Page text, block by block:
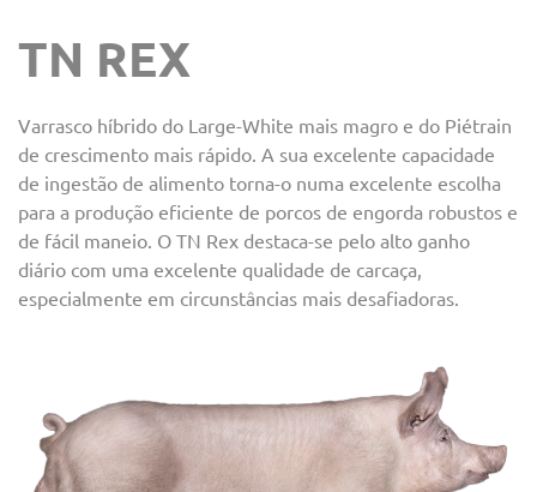
TN REX
Varrasco híbrido do Large-White mais magro e do Piétrain
de crescimento mais rápido. A sua excelente capacidade
de ingestão de alimento torna-o numa excelente escolha
para a produção eficiente de porcos de engorda robustos e
de fácil maneio. O TN Rex destaca-se pelo alto ganho
diário com uma excelente qualidade de carcaça,
especialmente em circunstâncias mais desafiadoras.